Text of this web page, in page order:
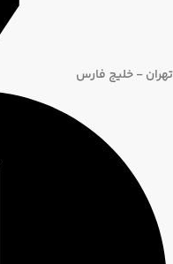
تهران - خلیج فارس